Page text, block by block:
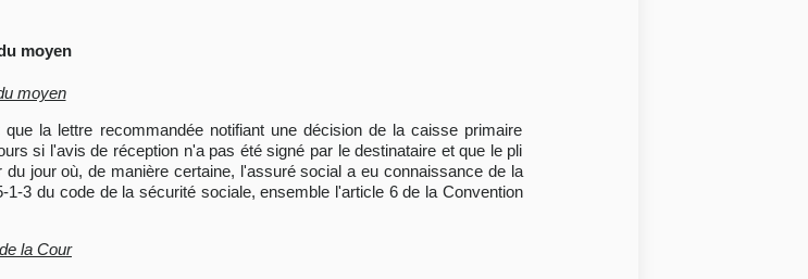
moyen
moyen
la lettre recommandée notifiant une décision de la caisse primaire
si l'avis de réception n'a pas été signé par le destinataire et que le pli
jour où, de manière certaine, l'assuré social a eu connaissance de la
3 du code de la sécurité sociale, ensemble l'article 6 de la Convention
la Cour